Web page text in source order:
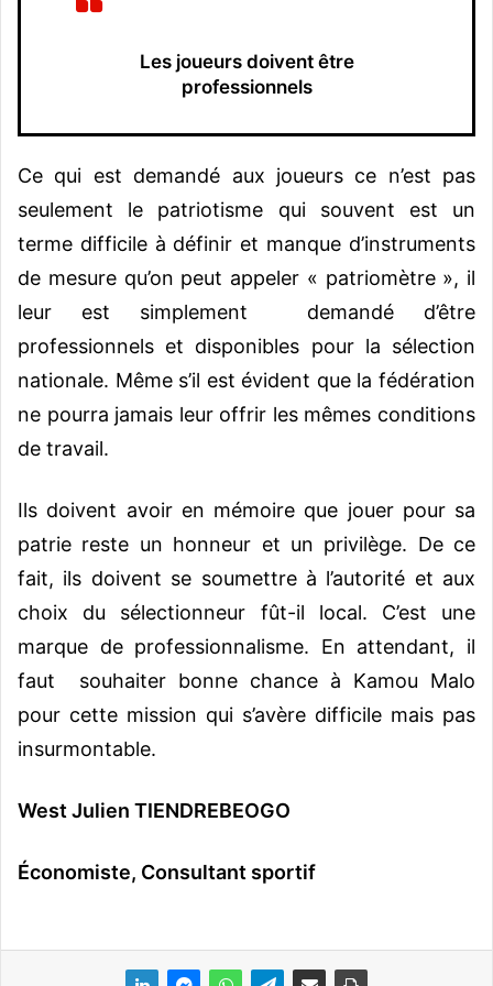
Les joueurs doivent être
professionnels
Ce qui est demandé aux joueurs ce n’est pas
seulement le patriotisme qui souvent est un
terme difficile à définir et manque d’instruments
de mesure qu’on peut appeler « patriomètre », il
leur est simplement demandé d’être
professionnels et disponibles pour la sélection
nationale. Même s’il est évident que la fédération
ne pourra jamais leur offrir les mêmes conditions
de travail.
Ils doivent avoir en mémoire que jouer pour sa
patrie reste un honneur et un privilège. De ce
fait, ils doivent se soumettre à l’autorité et aux
choix du sélectionneur fût-il local. C’est une
marque de professionnalisme. En attendant, il
faut souhaiter bonne chance à Kamou Malo
pour cette mission qui s’avère difficile mais pas
insurmontable.
West Julien TIENDREBEOGO
Économiste, Consultant sportif